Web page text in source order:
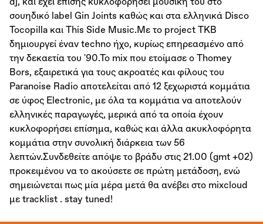
σουηδικό label Gin Joints καθώς και στα ελληνικά Disco
Tocopilla και This Side Music.Με το project TKB
δημιουργεί έναν techno ήχο, κυρίως επηρεασμένο από
την δεκαετία του '90.Το mix που ετοίμασε o Thomey
Bors, εξαιρετικά για τους ακροατές και φίλους του
Paranoise Radio αποτελείται από 12 ξεχωριστά κομμάτια
σε ύφος Εlectronic, με όλα τα κομμάτια να αποτελούν
ελληνικές παραγωγές, μερικά από τα οποία έχουν
κυκλοφορήσει επίσημα, καθώς και άλλα ακυκλοφόρητα
κομμάτια στην συνολική διάρκεια των 56
λεπτών.Συνδεθείτε απόψε το βράδυ στις 21.00 (gmt +02)
προκειμένου να το ακούσετε σε πρώτη μετάδοση, ενώ
σημειώνεται πως μία μέρα μετά θα ανέβει στο mixcloud
με tracklist . stay tuned!